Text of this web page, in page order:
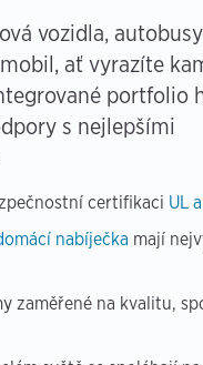
vozidla,
ať vyrazíte
portfolio
s nejlepšími
certifikaci UL
nabíječka mají
zaměřené na kvalitu,